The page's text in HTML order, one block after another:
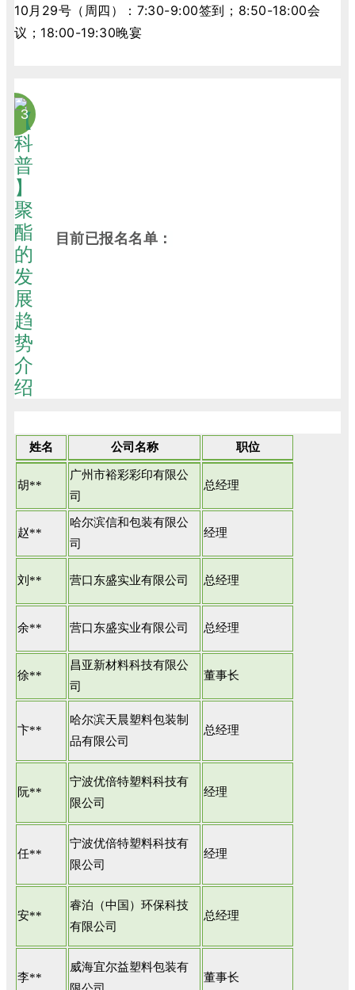
10月29号（周四）：7:30-9:00签到；8:50-18:00会
议；18:00-19:30晚宴
3
目前已报名名单：
姓名 公司名称 职位
胡**
广州市裕彩彩印有限公
司
总经理
赵**
哈尔滨信和包装有限公
司
经理
刘** 营口东盛实业有限公司 总经理
余** 营口东盛实业有限公司 总经理
徐**
昌亚新材料科技有限公
司
董事长
卞**
哈尔滨天晨塑料包装制
品有限公司
总经理
阮**
宁波优倍特塑料科技有
限公司
经理
任**
宁波优倍特塑料科技有
限公司
经理
安**
睿泊（中国）环保科技
有限公司
总经理
李**
威海宜尔益塑料包装有
董事长